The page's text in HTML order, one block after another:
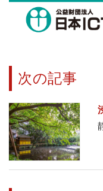
次の記事